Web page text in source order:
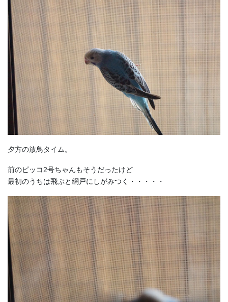
夕方の放鳥タイム。
前のピッコ2号ちゃんもそうだったけど
最初のうちは飛ぶと網戸にしがみつく・・・・・